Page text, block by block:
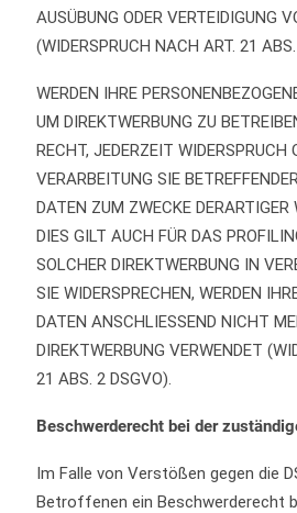
AUSÜBUNG ODER VERTEIDIGUNG
(WIDERSPRUCH NACH ART. 21
WERDEN IHRE
UM DIREKTWERBUNG ZU
RECHT, JEDERZEIT WIDERSPRUCH
VERARBEITUNG SIE
DATEN ZUM ZWECKE DERARTIGER
DIES GILT AUCH FÜR DAS
SOLCHER DIREKTWERBUNG IN
SIE WIDERSPRECHEN, WERDEN
DATEN ANSCHLIESSEND NICHT
DIREKTWERBUNG VERWENDET
21 ABS. 2 DSGVO).
Beschwerderecht bei der
Im Falle von Verstößen gegen die
Betroffenen ein Beschwerderecht